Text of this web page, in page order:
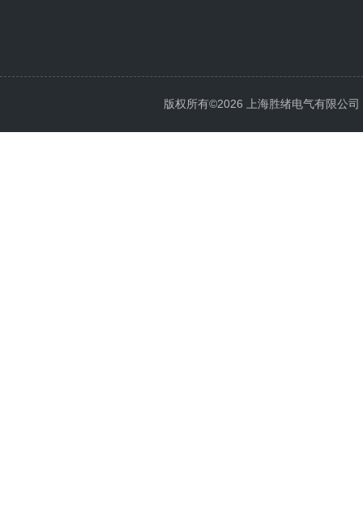
版权所有©2026 上海胜绪电气有限公